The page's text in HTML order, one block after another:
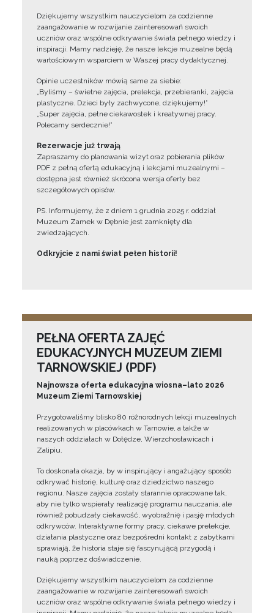
Dziękujemy wszystkim nauczycielom za codzienne
zaangażowanie w rozwijanie zainteresowań swoich
uczniów oraz wspólne odkrywanie świata pełnego wiedzy i
inspiracji. Mamy nadzieję, że nasze lekcje muzealne będą
wartościowym wsparciem w Waszej pracy dydaktycznej.
Opinie uczestników mówią same za siebie:
„Byliśmy – świetne zajęcia, prelekcja, przebieranki, zajęcia
plastyczne. Dzieci były zachwycone, dziękujemy!”
„Super zajęcia, pełne ciekawostek i kreatywnej pracy.
Polecamy serdecznie!”
Rezerwacje już trwają
Zapraszamy do planowania wizyt oraz pobierania plików
PDF z pełną ofertą edukacyjną i lekcjami muzealnymi –
dostępna jest również skrócona wersja oferty bez
szczegółowych opisów.
PS. Informujemy, że z dniem 1 grudnia 2025 r. oddział
Muzeum Zamek w Dębnie jest zamknięty dla
zwiedzających.
Odkryjcie z nami świat pełen historii!
PEŁNA OFERTA ZAJĘĆ
EDUKACYJNYCH MUZEUM ZIEMI
TARNOWSKIEJ (PDF)
Najnowsza oferta edukacyjna wiosna–lato 2026
Muzeum Ziemi Tarnowskiej
Przygotowaliśmy blisko 80 różnorodnych lekcji muzealnych
realizowanych w placówkach w Tarnowie, a także w
naszych oddziałach w Dołędze, Wierzchosławicach i
Zalipiu.
To doskonała okazja, by w inspirujący i angażujący sposób
odkrywać historię, kulturę oraz dziedzictwo naszego
regionu. Nasze zajęcia zostały starannie opracowane tak,
aby nie tylko wspierały realizację programu nauczania, ale
również pobudzały ciekawość, wyobraźnię i pasję młodych
odkrywców. Interaktywne formy pracy, ciekawe prelekcje,
działania plastyczne oraz bezpośredni kontakt z zabytkami
sprawiają, że historia staje się fascynującą przygodą i
nauką poprzez doświadczenie.
Dziękujemy wszystkim nauczycielom za codzienne
zaangażowanie w rozwijanie zainteresowań swoich
uczniów oraz wspólne odkrywanie świata pełnego wiedzy i